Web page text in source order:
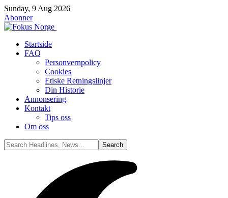
Sunday, 9 Aug 2026
Abonner
Startside
FAQ
Personvernpolicy
Cookies
Etiske Retningslinjer
Din Historie
Annonsering
Kontakt
Tips oss
Om oss